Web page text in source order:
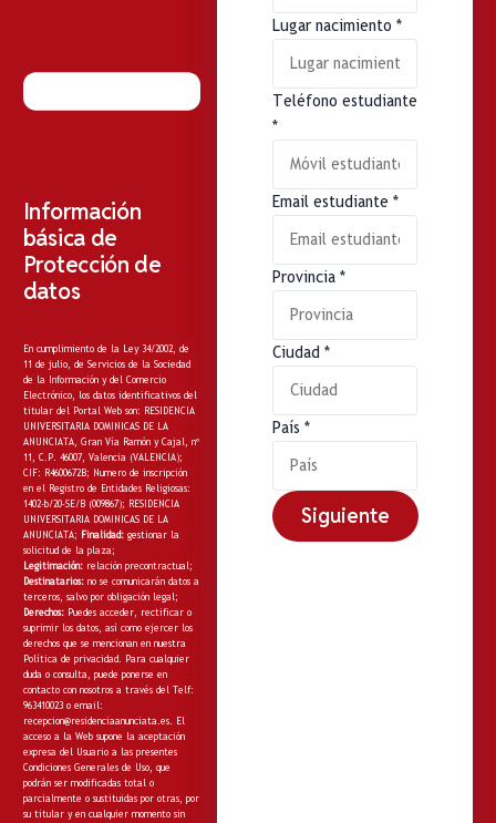
Información
básica de
Protección de
datos
En cumplimiento de la Ley 34/2002, de
11 de julio, de Servicios de la Sociedad
de la Información y del Comercio
Electrónico, los datos identificativos del
titular del Portal Web son: RESIDENCIA
UNIVERSITARIA DOMINICAS DE LA
ANUNCIATA, Gran Vía Ramón y Cajal, nº
11, C.P. 46007, Valencia (VALENCIA);
CIF: R4600672B; Numero de inscripción
en el Registro de Entidades Religiosas:
1402-b/20-SE/B (009867); RESIDENCIA
UNIVERSITARIA DOMINICAS DE LA
ANUNCIATA; Finalidad: gestionar la
solicitud de la plaza;
Legitimación: relación precontractual;
Destinatarios: no se comunicarán datos a
terceros, salvo por obligación legal;
Derechos: Puedes acceder, rectificar o
suprimir los datos, así como ejercer los
derechos que se mencionan en nuestra
Política de privacidad . Para cualquier
duda o consulta, puede ponerse en
contacto con nosotros a través del Telf:
963410023 o email:
recepcion@residenciaanunciata.es. El
acceso a la Web supone la aceptación
expresa del Usuario a las presentes
Condiciones Generales de Uso, que
podrán ser modificadas total o
parcialmente o sustituidas por otras, por
su titular y en cualquier momento sin
Lugar nacimiento *
Teléfono estudiante
*
Email estudiante *
Provincia *
Ciudad *
País *
Siguiente